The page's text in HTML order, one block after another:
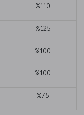
%110
%125
%100
%100
%75